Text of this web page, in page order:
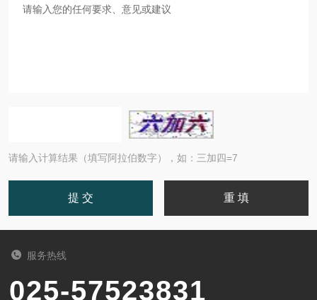
请输入计算结果（填写阿拉伯数字），如：三加四=7
服务热线
025-57523831